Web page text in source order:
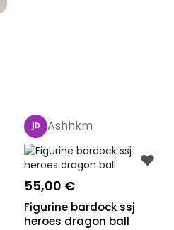
Ashhkm
55,00 €
Figurine bardock ssj
heroes dragon ball